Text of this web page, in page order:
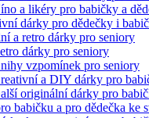
a likéry pro babičky a
dárky pro dědečky i
a retro dárky pro seniory
dárky pro seniory
vzpomínek pro seniory
a DIY dárky pro
originální dárky pro
babičku a pro dědečka ke